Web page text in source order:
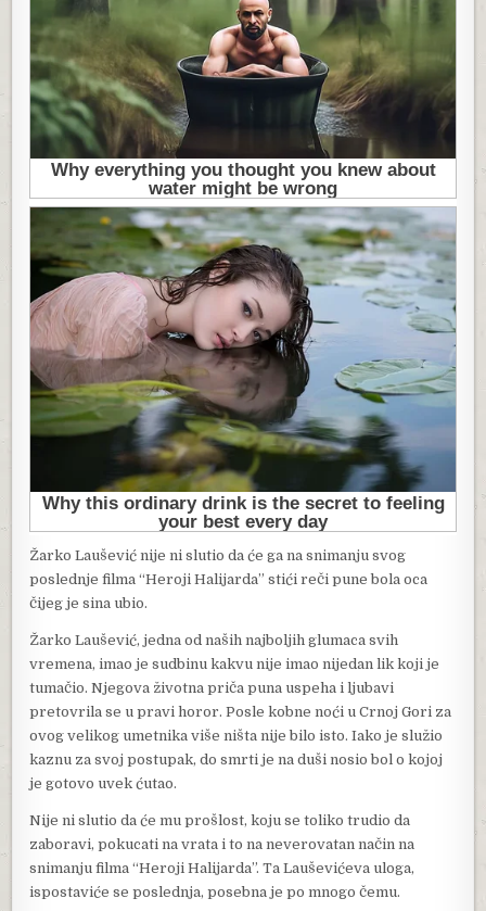
Žarko Laušević nije ni slutio da će ga na snimanju svog
poslednje filma “Heroji Halijarda” stići reči pune bola oca
čijeg je sina ubio.
Žarko Laušević, jedna od naših najboljih glumaca svih
vremena, imao je sudbinu kakvu nije imao nijedan lik koji je
tumačio. Njegova životna priča puna uspeha i ljubavi
pretovrila se u pravi horor. Posle kobne noći u Crnoj Gori za
ovog velikog umetnika više ništa nije bilo isto. Iako je služio
kaznu za svoj postupak, do smrti je na duši nosio bol o kojoj
je gotovo uvek ćutao.
Nije ni slutio da će mu prošlost, koju se toliko trudio da
zaboravi, pokucati na vrata i to na neverovatan način na
snimanju filma “Heroji Halijarda”. Ta Lauševićeva uloga,
ispostaviće se poslednja, posebna je po mnogo čemu.